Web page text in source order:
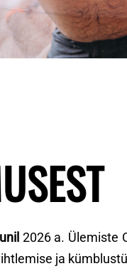
2026 a. Ülemiste
ja